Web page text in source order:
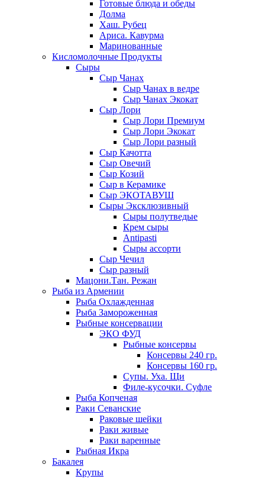
Готовые блюда и обеды
Долма
Хаш. Рубец
Ариса. Кавурма
Маринованные
Кисломолочные Продукты
Сыры
Сыр Чанах
Сыр Чанах в ведре
Сыр Чанах Экокат
Сыр Лори
Сыр Лори Премиум
Сыр Лори Экокат
Сыр Лори разный
Сыр Качотта
Сыр Овечий
Сыр Козий
Сыр в Керамике
Сыр ЭКОТАВУШ
Сыры Эксклюзивный
Сыры полутведые
Крем сыры
Antipasti
Сыры ассорти
Сыр Чечил
Сыр разный
Мацони.Тан. Режан
Рыба из Армении
Рыба Охлажденная
Рыба Замороженная
Рыбные консервации
ЭКО ФУД
Рыбные консервы
Консервы 240 гр.
Консервы 160 гр.
Супы. Уха. Щи
Филе-кусочки. Суфле
Рыба Копченая
Раки Севанские
Раковые шейки
Раки живые
Раки варенные
Рыбная Икра
Бакалея
Крупы